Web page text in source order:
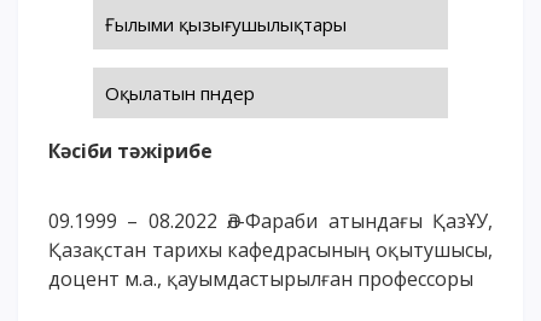
Ғылыми қызығушылықтары
Оқылатын пәндер
Кәсіби тәжірибе
09.1999 – 08.2022 Әл-Фараби атындағы ҚазҰУ,
Қазақстан тарихы кафедрасының оқытушысы,
доцент м.а., қауымдастырылған профессоры